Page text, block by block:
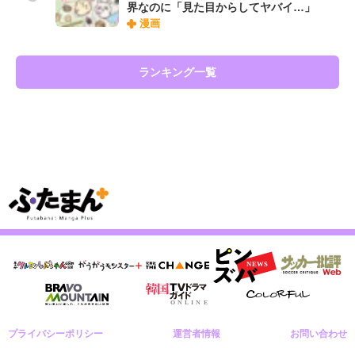
界なのに「見た目からしてヤバイ…」
漫画
ランキング一覧
プライバシーポリシー 運営者情報 お問い合わせ